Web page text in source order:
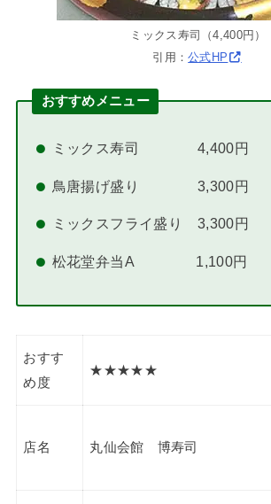
ミックス寿司（4,400円）
引用：公式HP
おすすめメニュー
ミックス寿司 4,400円
鳥唐揚げ盛り 3,300円
ミックスフライ盛り 3,300円
松花堂弁当A 1,100円
おすす
め度
★★★★★
店名 丸仙会館 博寿司